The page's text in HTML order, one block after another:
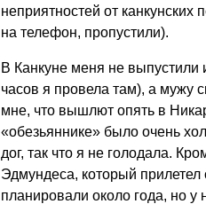
неприятностей от
на телефон, пропустили).
В Канкуне меня не выпустили
часов я провела там), а мужу
мне, что вышлют опять в
«обезьяннике» было очень
дог, так что я не голодала.
Эдмундеса, который прилетел
планировали около года, но у